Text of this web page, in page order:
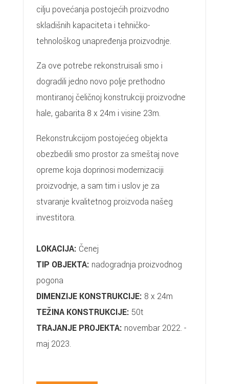
cilju povećanja postojećih proizvodno
skladišnih kapaciteta i tehničko-
tehnološkog unapređenja proizvodnje.
Za ove potrebe rekonstruisali smo i
dogradili jedno novo polje prethodno
montiranoj čeličnoj konstrukciji proizvodne
hale, gabarita 8 x 24m i visine 23m.
Rekonstrukcijom postojećeg objekta
obezbedili smo prostor za smeštaj nove
opreme koja doprinosi modernizaciji
proizvodnje, a sam tim i uslov je za
stvaranje kvalitetnog proizvoda našeg
investitora.
LOKACIJA: Čenej
TIP OBJEKTA: nadogradnja proizvodnog
pogona
DIMENZIJE KONSTRUKCIJE: 8 x 24m
TEŽINA KONSTRUKCIJE: 50t
TRAJANJE PROJEKTA: novembar 2022. -
maj 2023.